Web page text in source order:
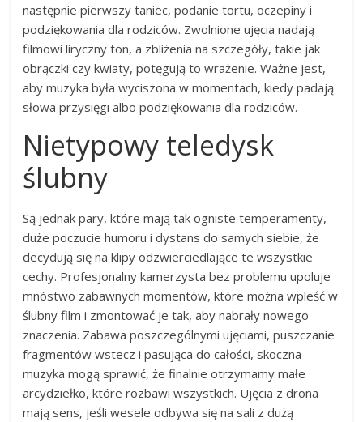
następnie pierwszy taniec, podanie tortu, oczepiny i
podziękowania dla rodziców. Zwolnione ujęcia nadają
filmowi liryczny ton, a zbliżenia na szczegóły, takie jak
obrączki czy kwiaty, potęgują to wrażenie. Ważne jest,
aby muzyka była wyciszona w momentach, kiedy padają
słowa przysięgi albo podziękowania dla rodziców.
Nietypowy teledysk
ślubny
Są jednak pary, które mają tak ogniste temperamenty,
duże poczucie humoru i dystans do samych siebie, że
decydują się na klipy odzwierciedlające te wszystkie
cechy. Profesjonalny kamerzysta bez problemu upoluje
mnóstwo zabawnych momentów, które można wpleść w
ślubny film i zmontować je tak, aby nabrały nowego
znaczenia. Zabawa poszczególnymi ujęciami, puszczanie
fragmentów wstecz i pasująca do całości, skoczna
muzyka mogą sprawić, że finalnie otrzymamy małe
arcydziełko, które rozbawi wszystkich. Ujęcia z drona
mają sens, jeśli wesele odbywa się na sali z dużą